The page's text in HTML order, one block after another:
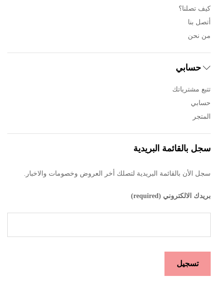
كيف تصلنا؟
أتصل بنا
من نحن
حسابي
تتبع مشترياتك
حسابي
المتجر
سجل بالقائمة البريدية
سجل الأن بالقائمة البريدية لتصلك أخر العروض وخصومات والاخبار.
بريدك الالكتروني (required)